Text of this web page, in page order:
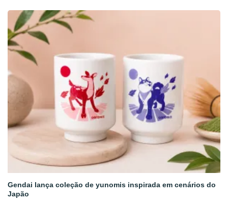
Gendai lança coleção de yunomis inspirada em cenários do
Japão